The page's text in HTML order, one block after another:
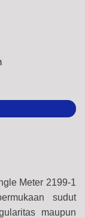
(Rechargeable USB +
Meter 2199-1
sudut
maupun